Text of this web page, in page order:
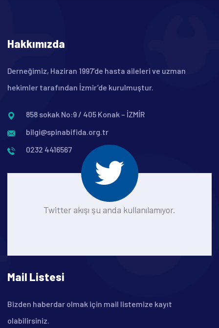
Hakkımızda
Derneğimiz, Haziran 1997’de hasta aileleri ve uzman
hekimler tarafından İzmir’de kurulmuştur.
858 sokak No:9 / 405 Konak – İZMİR
bilgi@spinabifida.org.tr
0232 4416567
Twitter akışı şu anda kullanılamıyor.
Mail Listesi
Bizden haberdar olmak için mail listemize kayıt
olabilirsiniz.